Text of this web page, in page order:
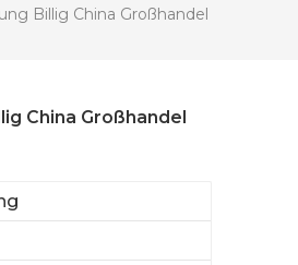
Billig China Großhandel
China Großhandel